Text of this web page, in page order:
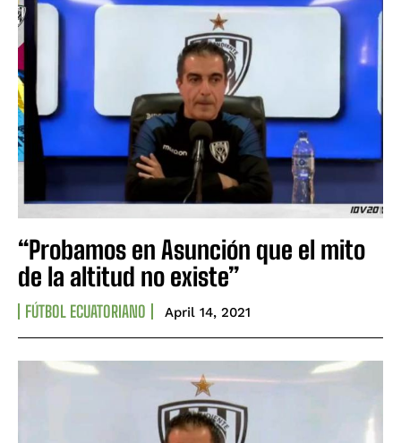
“Probamos en Asunción que el mito
de la altitud no existe”
FÚTBOL ECUATORIANO April 14, 2021